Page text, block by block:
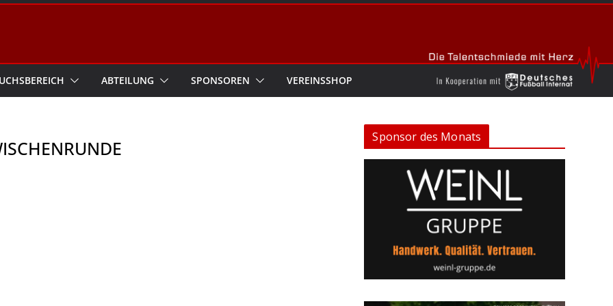
ABTEILUNG SPONSOREN VEREINSSHOP
Sponsor des Monats